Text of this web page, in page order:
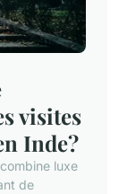
visites
Inde?
luxe
de